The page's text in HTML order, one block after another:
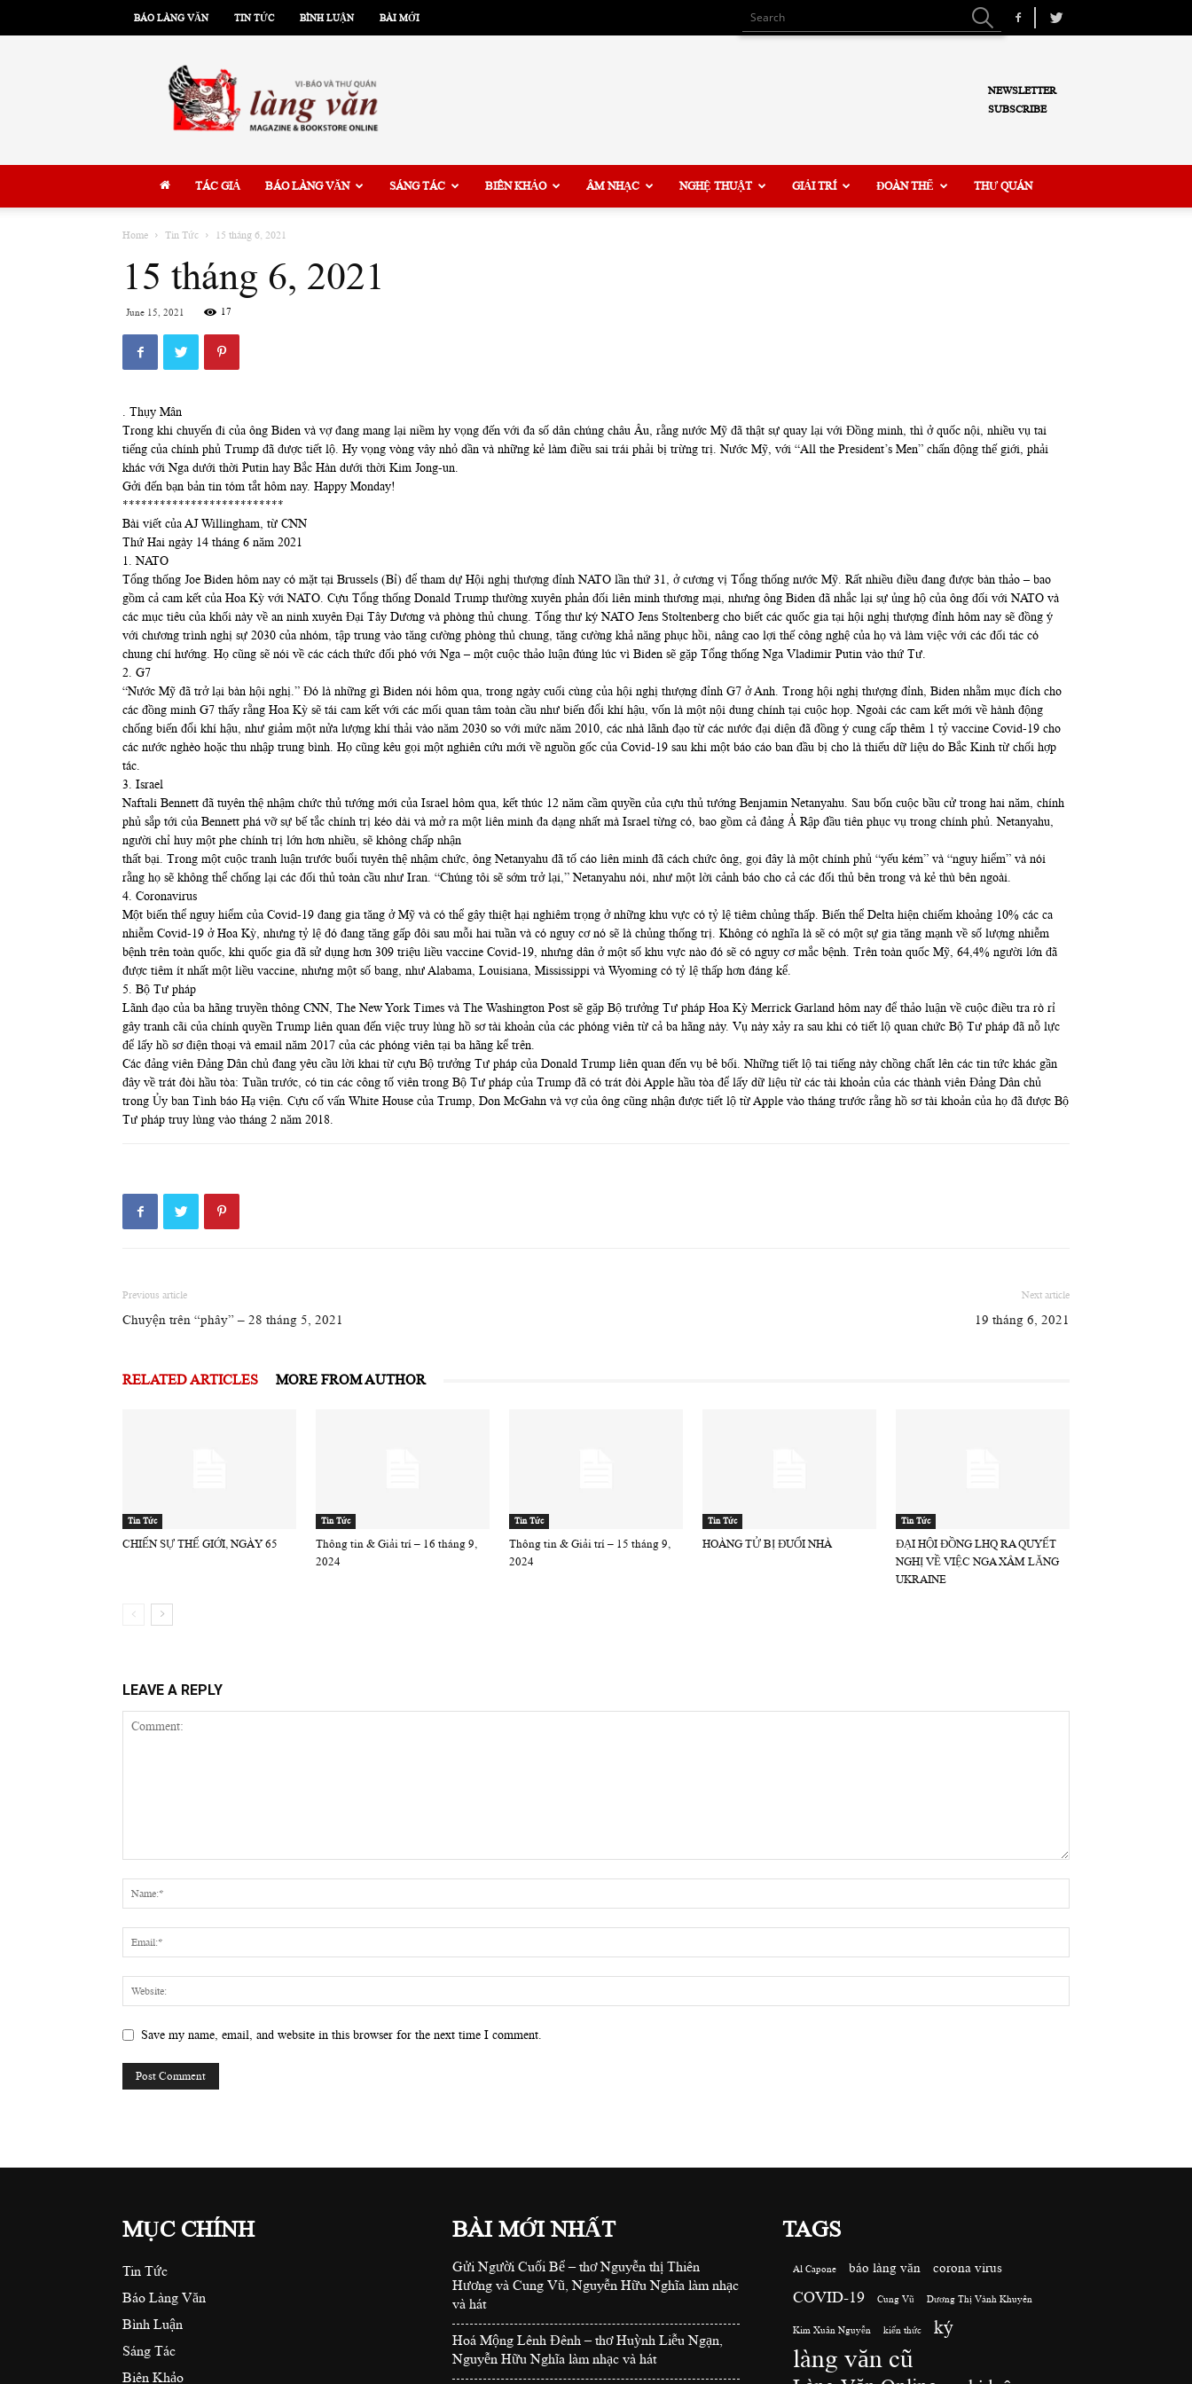
BÁO LÀNG VĂN TIN TỨC BÌNH LUẬN BÀI MỚI
Văn
NEWSLETTER
SUBSCRIBE
TÁC GIẢ BÁO LÀNG VĂN SÁNG TÁC BIÊN KHẢO ÂM NHẠC NGHỆ THUẬT GIẢI TRÍ ĐOÀN THỂ THƯ QUÁN
Home Tin Tức 15 tháng 6, 2021
15 tháng 6, 2021
June 15, 2021 17
. Thụy Mân
Trong khi chuyến đi của ông Biden và vợ đang mang lại niềm hy vọng đến với đa số dân chúng châu Âu, rằng nước Mỹ đã thật sự quay lại với Đồng minh, thì ở quốc nội, nhiều vụ tai
tiếng của chính phủ Trump đã được tiết lộ. Hy vọng vòng vây nhỏ dần và những kẻ làm điều sai trái phải bị trừng trị. Nước Mỹ, với “All the President’s Men” chấn động thế giới, phải
khác với Nga dưới thời Putin hay Bắc Hàn dưới thời Kim Jong-un.
Gởi đến bạn bản tin tóm tắt hôm nay. Happy Monday!
**************************
Bài viết của AJ Willingham, từ CNN
Thứ Hai ngày 14 tháng 6 năm 2021
1. NATO
Tổng thống Joe Biden hôm nay có mặt tại Brussels (Bỉ) để tham dự Hội nghị thượng đỉnh NATO lần thứ 31, ở cương vị Tổng thống nước Mỹ. Rất nhiều điều đang được bàn thảo – bao
gồm cả cam kết của Hoa Kỳ với NATO. Cựu Tổng thống Donald Trump thường xuyên phản đối liên minh thương mại, nhưng ông Biden đã nhắc lại sự ủng hộ của ông đối với NATO và
các mục tiêu của khối này về an ninh xuyên Đại Tây Dương và phòng thủ chung. Tổng thư ký NATO Jens Stoltenberg cho biết các quốc gia tại hội nghị thượng đỉnh hôm nay sẽ đồng ý
với chương trình nghị sự 2030 của nhóm, tập trung vào tăng cường phòng thủ chung, tăng cường khả năng phục hồi, nâng cao lợi thế công nghệ của họ và làm việc với các đối tác có
chung chí hướng. Họ cũng sẽ nói về các cách thức đối phó với Nga – một cuộc thảo luận đúng lúc vì Biden sẽ gặp Tổng thống Nga Vladimir Putin vào thứ Tư.
2. G7
“Nước Mỹ đã trở lại bàn hội nghị.” Đó là những gì Biden nói hôm qua, trong ngày cuối cùng của hội nghị thượng đỉnh G7 ở Anh. Trong hội nghị thượng đỉnh, Biden nhằm mục đích cho
các đồng minh G7 thấy rằng Hoa Kỳ sẽ tái cam kết với các mối quan tâm toàn cầu như biến đổi khí hậu, vốn là một nội dung chính tại cuộc họp. Ngoài các cam kết mới về hành động
chống biến đổi khí hậu, như giảm một nửa lượng khí thải vào năm 2030 so với mức năm 2010, các nhà lãnh đạo từ các nước đại diện đã đồng ý cung cấp thêm 1 tỷ vaccine Covid-19 cho
các nước nghèo hoặc thu nhập trung bình. Họ cũng kêu gọi một nghiên cứu mới về nguồn gốc của Covid-19 sau khi một báo cáo ban đầu bị cho là thiếu dữ liệu do Bắc Kinh từ chối hợp
tác.
3. Israel
Naftali Bennett đã tuyên thệ nhậm chức thủ tướng mới của Israel hôm qua, kết thúc 12 năm cầm quyền của cựu thủ tướng Benjamin Netanyahu. Sau bốn cuộc bầu cử trong hai năm, chính
phủ sắp tới của Bennett phá vỡ sự bế tắc chính trị kéo dài và mở ra một liên minh đa dạng nhất mà Israel từng có, bao gồm cả đảng Ả Rập đầu tiên phục vụ trong chính phủ. Netanyahu,
người chỉ huy một phe chính trị lớn hơn nhiều, sẽ không chấp nhận
thất bại. Trong một cuộc tranh luận trước buổi tuyên thệ nhậm chức, ông Netanyahu đã tố cáo liên minh đã cách chức ông, gọi đây là một chính phủ “yếu kém” và “nguy hiểm” và nói
rằng họ sẽ không thể chống lại các đối thủ toàn cầu như Iran. “Chúng tôi sẽ sớm trở lại,” Netanyahu nói, như một lời cảnh báo cho cả các đối thủ bên trong và kẻ thù bên ngoài.
4. Coronavirus
Một biến thể nguy hiểm của Covid-19 đang gia tăng ở Mỹ và có thể gây thiệt hại nghiêm trọng ở những khu vực có tỷ lệ tiêm chủng thấp. Biến thể Delta hiện chiếm khoảng 10% các ca
nhiễm Covid-19 ở Hoa Kỳ, nhưng tỷ lệ đó đang tăng gấp đôi sau mỗi hai tuần và có nguy cơ nó sẽ là chủng thống trị. Không có nghĩa là sẽ có một sự gia tăng mạnh về số lượng nhiễm
bệnh trên toàn quốc, khi quốc gia đã sử dụng hơn 309 triệu liều vaccine Covid-19, nhưng dân ở một số khu vực nào đó sẽ có nguy cơ mắc bệnh. Trên toàn quốc Mỹ, 64,4% người lớn đã
được tiêm ít nhất một liều vaccine, nhưng một số bang, như Alabama, Louisiana, Mississippi và Wyoming có tỷ lệ thấp hơn đáng kể.
5. Bộ Tư pháp
Lãnh đạo của ba hãng truyền thông CNN, The New York Times và The Washington Post sẽ gặp Bộ trưởng Tư pháp Hoa Kỳ Merrick Garland hôm nay để thảo luận về cuộc điều tra rò rỉ
gây tranh cãi của chính quyền Trump liên quan đến việc truy lùng hồ sơ tài khoản của các phóng viên từ cả ba hãng này. Vụ này xảy ra sau khi có tiết lộ quan chức Bộ Tư pháp đã nỗ lực
để lấy hồ sơ điện thoại và email năm 2017 của các phóng viên tại ba hãng kể trên.
Các đảng viên Đảng Dân chủ đang yêu cầu lời khai từ cựu Bộ trưởng Tư pháp của Donald Trump liên quan đến vụ bê bối. Những tiết lộ tai tiếng này chồng chất lên các tin tức khác gần
đây về trát đòi hầu tòa: Tuần trước, có tin các công tố viên trong Bộ Tư pháp của Trump đã có trát đòi Apple hầu tòa để lấy dữ liệu từ các tài khoản của các thành viên Đảng Dân chủ
trong Ủy ban Tình báo Hạ viện. Cựu cố vấn White House của Trump, Don McGahn và vợ của ông cũng nhận được tiết lộ từ Apple vào tháng trước rằng hồ sơ tài khoản của họ đã được Bộ
Tư pháp truy lùng vào tháng 2 năm 2018.
Previous article
Chuyện trên “phây” – 28 tháng 5, 2021
Next article
19 tháng 6, 2021
RELATED ARTICLES MORE FROM AUTHOR
Tin Tức
CHIẾN SỰ THẾ GIỚI, NGÀY 65
Tin Tức
Thông tin & Giải trí – 16 tháng 9,
2024
Tin Tức
Thông tin & Giải trí – 15 tháng 9,
2024
Tin Tức
HOÀNG TỬ BỊ ĐUỔI NHÀ
Tin Tức
ĐẠI HỘI ĐỒNG LHQ RA QUYẾT
NGHỊ VỀ VIỆC NGA XÂM LĂNG
UKRAINE
LEAVE A REPLY
Save my name, email, and website in this browser for the next time I comment.
MỤC CHÍNH
Tin Tức
Báo Làng Văn
Bình Luận
Sáng Tác
Biên Khảo
BÀI MỚI NHẤT
Gửi Người Cuối Bể – thơ Nguyễn thị Thiên
Hương và Cung Vũ, Nguyễn Hữu Nghĩa làm nhạc
và hát
Hoá Mộng Lênh Đênh – thơ Huỳnh Liễu Ngạn,
Nguyễn Hữu Nghĩa làm nhạc và hát
TAGS
Al Capone báo làng văn corona virus
COVID-19 Cung Vũ Dương Thị Vành Khuyên
Kim Xuân Nguyễn kiến thức ký
làng văn cũ